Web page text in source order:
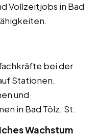
Vollzeitjobs in Bad
bei der
Stationen.
und
in Bad Tölz, St.
Wachstum